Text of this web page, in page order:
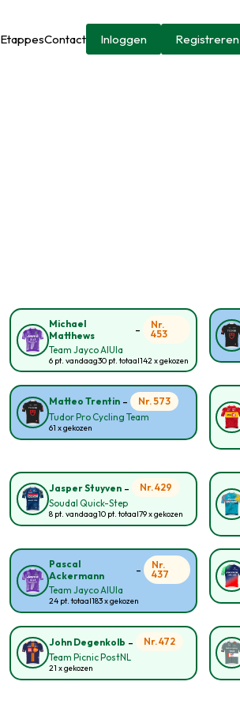
EtappesContact Inloggen Registreren
Michael
Matthews
-
Nr.
453
Team Jayco AlUla
6 pt. vandaag30 pt. totaal142 x gekozen
Matteo Trentin-
Nr. 573
Tudor Pro Cycling Team
61 x gekozen
Jasper Stuyven-
Nr. 429
Soudal Quick-Step
8 pt. vandaag10 pt. totaal79 x gekozen
Pascal
Ackermann
-
Nr.
437
Team Jayco AlUla
24 pt. totaal183 x gekozen
John Degenkolb -
Nr. 472
Team Picnic PostNL
21 x gekozen